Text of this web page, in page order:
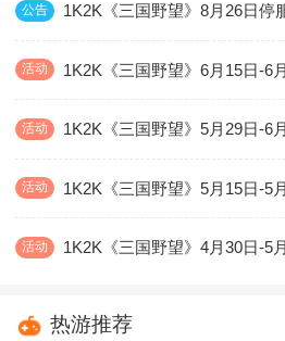
公告 1K2K《三国野望》8月26日停
活动 1K2K《三国野望》6月15日-6
活动 1K2K《三国野望》5月29日-6
活动 1K2K《三国野望》5月15日-5
活动 1K2K《三国野望》4月30日-5
热游推荐